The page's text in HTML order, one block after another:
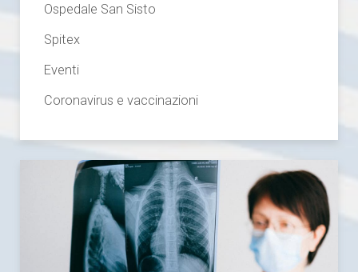
Ospedale San Sisto
Spitex
Eventi
Coronavirus e vaccinazioni